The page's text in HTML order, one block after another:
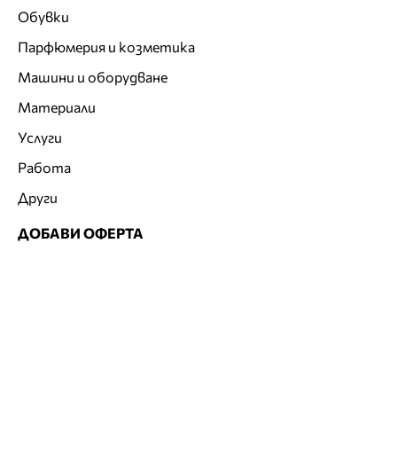
Обувки
Парфюмерия и козметика
Машини и оборудване
Материали
Услуги
Работа
Други
ДОБАВИ ОФЕРТА